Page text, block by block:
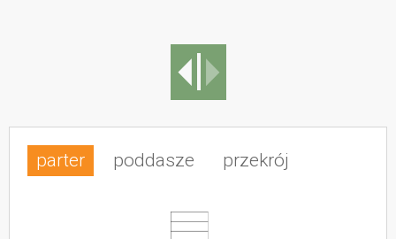
parter poddasze przekrój